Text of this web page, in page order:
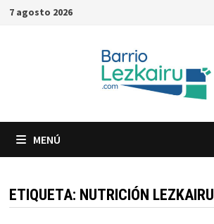
Saltar
7 agosto 2026
MENÚ
ETIQUETA: NUTRICIÓN LEZKAIRU